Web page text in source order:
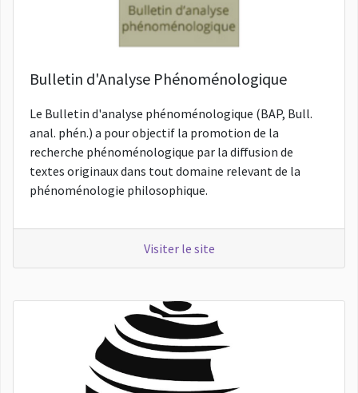
Bulletin d'Analyse Phénoménologique
Le Bulletin d'analyse phénoménologique (BAP, Bull.
anal. phén.) a pour objectif la promotion de la
recherche phénoménologique par la diffusion de
textes originaux dans tout domaine relevant de la
phénoménologie philosophique.
Visiter le site